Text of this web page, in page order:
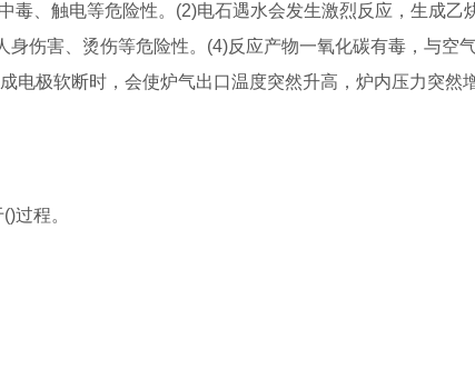
毒、触电等危险性。(2)电石遇水会发生激烈反应，生成乙
伤害、烫伤等危险性。(4)反应产物一氧化碳有毒，与空
电极软断时，会使炉气出口温度突然升高，炉内压力突然
过程。